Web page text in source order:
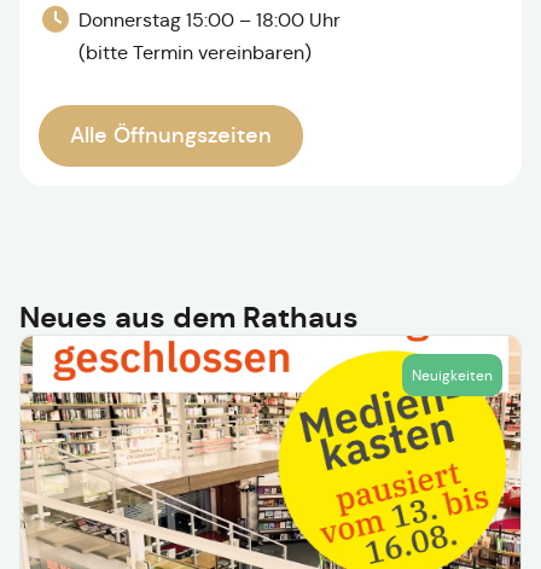
Donnerstag 15:00 – 18:00 Uhr
(bitte Termin vereinbaren)
Alle Öffnungszeiten
Neues aus dem Rathaus
Neuigkeiten